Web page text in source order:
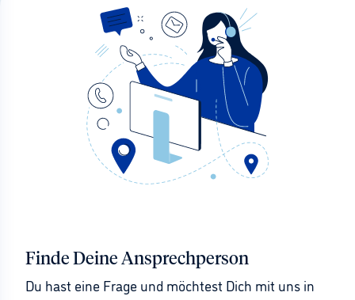
Finde Deine Ansprechperson
Du hast eine Frage und möchtest Dich mit uns in